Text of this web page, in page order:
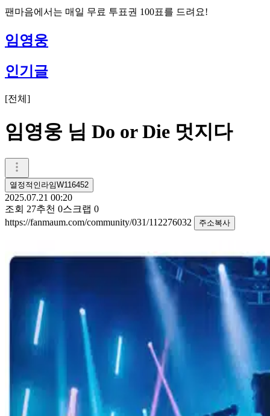
팬마음에서는 매일 무료 투표권 100표를 드려요!
임영웅
인기글
[전체 ]
임영웅 님 Do or Die 멋지다
열정적인라임W116452
2025.07.21 00:20
조회 27추천 0스크랩 0
https://fanmaum.com/community/031/112276032
주소복사